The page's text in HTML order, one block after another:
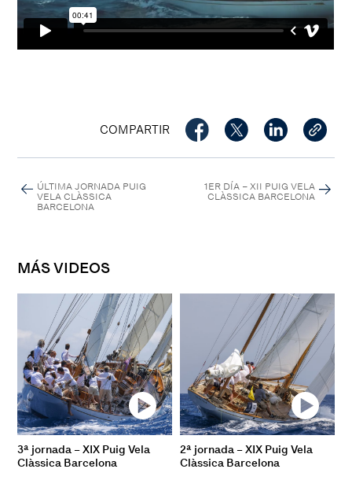
COMPARTIR
ÚLTIMA JORNADA PUIG
VELA CLÀSSICA
BARCELONA
1ER DÍA – XII PUIG VELA
CLÀSSICA BARCELONA
MÁS VIDEOS
3ª jornada – XIX Puig Vela
Clàssica Barcelona
2ª jornada – XIX Puig Vela
Clàssica Barcelona